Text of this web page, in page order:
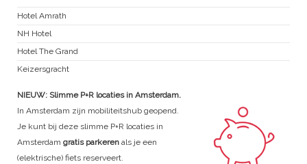
Hotel Amrath
NH Hotel
Hotel The Grand
Keizersgracht
NIEUW: Slimme P+R locaties in Amsterdam.
In Amsterdam zijn mobiliteitshub geopend.
Je kunt bij deze slimme P+R locaties in
Amsterdam gratis parkeren als je een
(elektrische) fiets reserveert.